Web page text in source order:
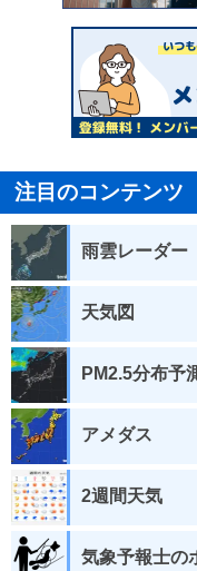
注目のコンテンツ
雨雲レーダー
天気図
PM2.5分布予
アメダス
2週間天気
気象予報士の